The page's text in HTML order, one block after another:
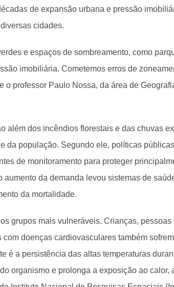
de expansão urbana e pressão
cidades.
e espaços de sombreamento, como
imobiliária. Cometemos erros de
o professor Paulo Nossa, da área de
além dos incêndios florestais e das chuvas
da população. Segundo ele, políticas
de monitoramento para proteger
aumento da demanda levou sistemas de
da mortalidade.
grupos mais vulneráveis. Crianças, pessoas
doenças cardiovasculares também
é a persistência das altas temperaturas
organismo e prolonga a exposição ao calor,